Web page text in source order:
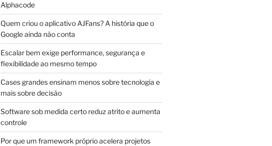
Alphacode
Quem criou o aplicativo AJFans? A história que o
Google ainda não conta
Escalar bem exige performance, segurança e
flexibilidade ao mesmo tempo
Cases grandes ensinam menos sobre tecnologia e
mais sobre decisão
Software sob medida certo reduz atrito e aumenta
controle
Por que um framework próprio acelera projetos